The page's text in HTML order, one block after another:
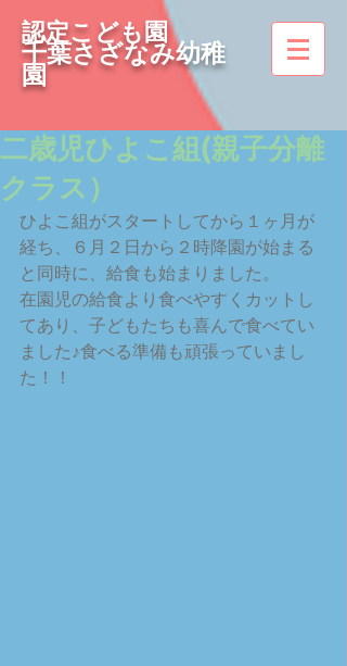
認定こども園
千葉さざなみ幼稚
園
二歳児ひよこ組(親子分離
クラス）
ひよこ組がスタートしてから１ヶ月が
経ち、６月２日から２時降園が始まる
と同時に、給食も始まりました。
在園児の給食より食べやすくカットし
てあり、子どもたちも喜んで食べてい
ました♪食べる準備も頑張っていまし
た！！